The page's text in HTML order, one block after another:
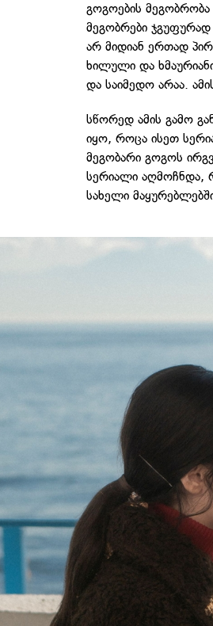
გოგოების
მეგობრები ჯგუფურად
არ მიდიან ერთად
ხილული და
და საიმედო არაა.
სწორედ ამის გამო
იყო, როცა ისეთ
მეგობარი გოგოს
სერიალი აღმოჩნდა,
სახელი